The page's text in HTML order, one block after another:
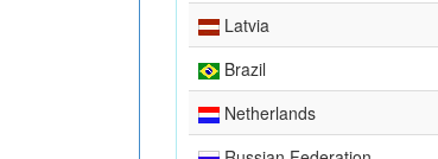
Latvia
Brazil
Netherlands